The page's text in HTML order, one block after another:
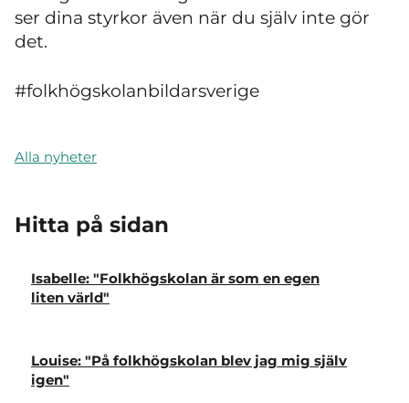
ser dina styrkor även när du själv inte gör
det.
#folkhögskolanbildarsverige
Alla nyheter
Hitta på sidan
Isabelle: "Folkhögskolan är som en egen
liten värld"
Louise: "På folkhögskolan blev jag mig själv
igen"